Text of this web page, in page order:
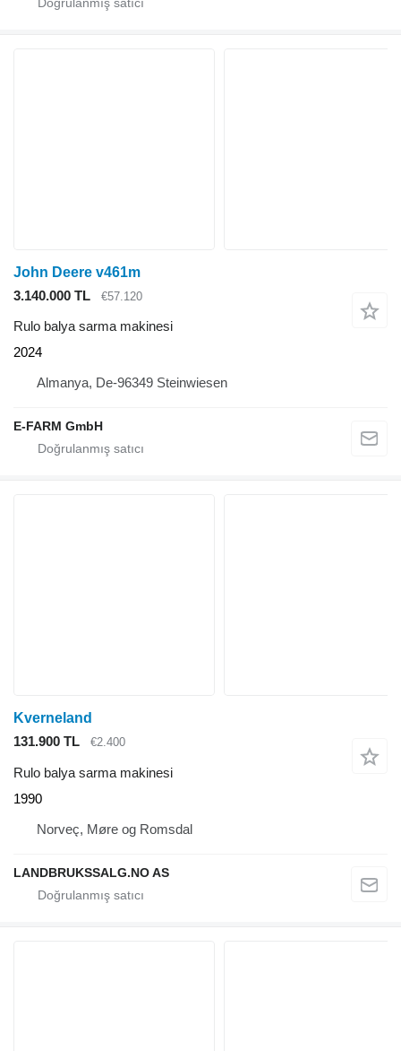
John Deere v461m
3.140.000 TL
€57.120
Rulo balya sarma makinesi
2024
Almanya, De-96349 Steinwiesen
E-FARM GmbH
Kverneland
131.900 TL
€2.400
Rulo balya sarma makinesi
1990
Norveç, Møre og Romsdal
LANDBRUKSSALG.NO AS